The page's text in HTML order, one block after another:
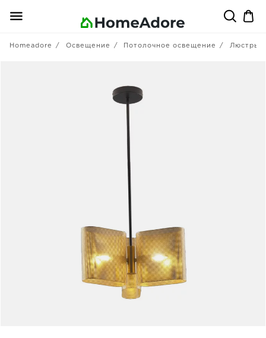
Homeadore Освещение Потолочное освещение Люстры